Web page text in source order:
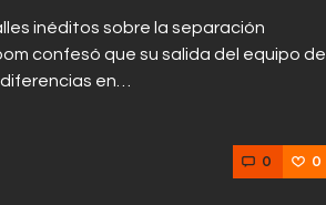
inéditos sobre la separación
confesó que su salida del equipo de
en…
0 0